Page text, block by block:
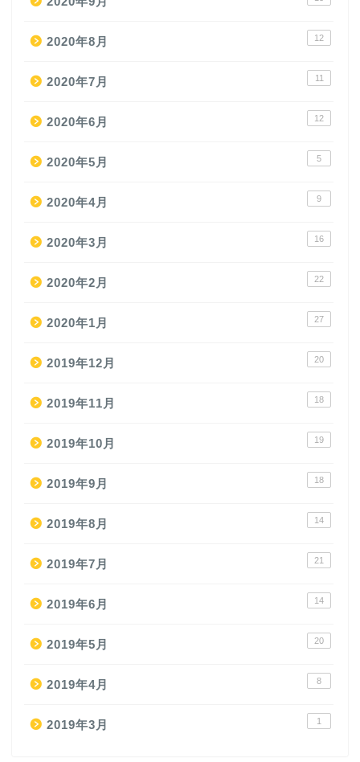
2020年8月 12
2020年7月 11
2020年6月 12
2020年5月 5
2020年4月 9
2020年3月 16
2020年2月 22
2020年1月 27
2019年12月 20
2019年11月 18
2019年10月 19
2019年9月 18
2019年8月 14
2019年7月 21
2019年6月 14
2019年5月 20
2019年4月 8
2019年3月 1